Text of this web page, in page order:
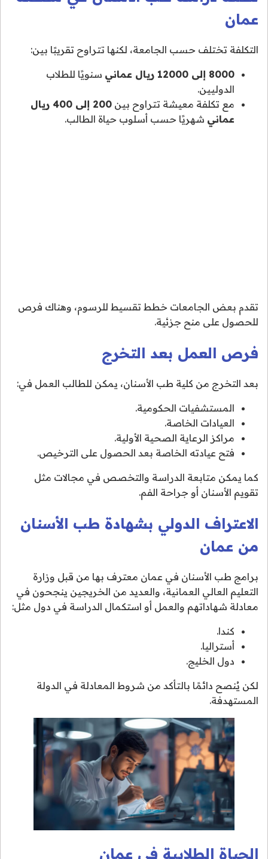
عمان
التكلفة تختلف حسب الجامعة، لكنها تتراوح تقريبًا بين:
8000 إلى 12000 ريال عماني
سنويًا للطلاب
الدوليين.
مع تكلفة معيشة تتراوح بين
200 إلى 400 ريال
عماني شهريًا حسب أسلوب حياة الطالب.
تقدم بعض الجامعات خطط تقسيط للرسوم، وهناك فرص
للحصول على منح جزئية.
فرص العمل بعد التخرج
بعد التخرج من كلية طب الأسنان، يمكن للطالب العمل في:
المستشفيات الحكومية.
العيادات الخاصة.
مراكز الرعاية الصحية الأولية.
فتح عيادته الخاصة بعد الحصول على الترخيص.
كما يمكن متابعة الدراسة والتخصص في مجالات مثل
تقويم الأسنان أو جراحة الفم.
الاعتراف الدولي بشهادة طب الأسنان
من عمان
برامج طب الأسنان في عمان معترف بها من قبل وزارة
التعليم العالي العمانية، والعديد من الخريجين ينجحون في
معادلة شهاداتهم والعمل أو استكمال الدراسة في دول مثل:
كندا.
أستراليا.
دول الخليج.
لكن يُنصح دائمًا بالتأكد من شروط المعادلة في الدولة
المستهدفة.
الحياة الطلابية في عمان